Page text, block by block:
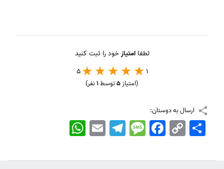
لطفاامتیازخود را ثبت کنید
1
5
(امتیاز5توسط1نفر)
ارسال به دوستان:
WhatsApp EmailTelegramMessageFacebook Copy
Link
اشتراک